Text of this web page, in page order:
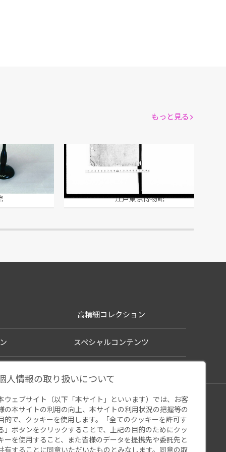
扱操便覧
江戸東京博物館
もっと見る
高精細コレクション
スペシャルコンテンツ
ー ウェブアクセシビリティ 関連サイト
人情報の取り扱いについて
ウェブサイト（以下「本サイト」といいます）では、お客
の本サイトの利用の向上、本サイトの利用状況の把握等の
的で、クッキーを使用します。「全てのクッキーを許可す
」ボタンをクリックすることで、上記の目的のためにクッ
ーを使用すること、また皆様のデータを提携先や委託先と
有することに同意いただいたものとみなします。同意の取